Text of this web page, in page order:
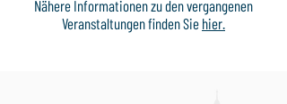
Nähere Informationen zu den vergangenen
Veranstaltungen finden Sie hier.